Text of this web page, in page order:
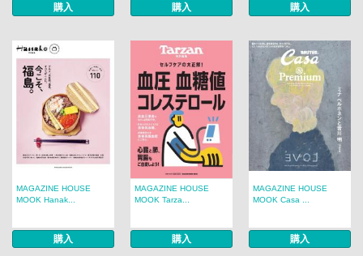
購入 購入 購入
MAGAZINE HOUSE
MOOK Hanak...
購入
MAGAZINE HOUSE
MOOK Tarza...
購入
MAGAZINE HOUSE
MOOK Casa ...
購入